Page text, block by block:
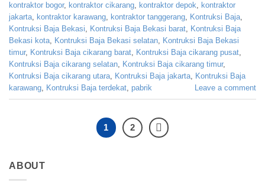
kontraktor bogor, kontraktor cikarang, kontraktor depok, kontraktor
jakarta, kontraktor karawang, kontraktor tanggerang, Kontruksi Baja,
Kontruksi Baja Bekasi, Kontruksi Baja Bekasi barat, Kontruksi Baja
Bekasi kota, Kontruksi Baja Bekasi selatan, Kontruksi Baja Bekasi
timur, Kontruksi Baja cikarang barat, Kontruksi Baja cikarang pusat,
Kontruksi Baja cikarang selatan, Kontruksi Baja cikarang timur,
Kontruksi Baja cikarang utara, Kontruksi Baja jakarta, Kontruksi Baja
karawang, Kontruksi Baja terdekat, pabrik Leave a comment
1 2
ABOUT